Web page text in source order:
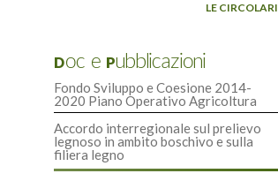
LE CIRCOLARI
Doc e Pubblicazioni
Fondo Sviluppo e Coesione 2014-
2020 Piano Operativo Agricoltura
Accordo interregionale sul prelievo
legnoso in ambito boschivo e sulla
filiera legno